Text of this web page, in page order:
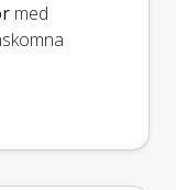
med